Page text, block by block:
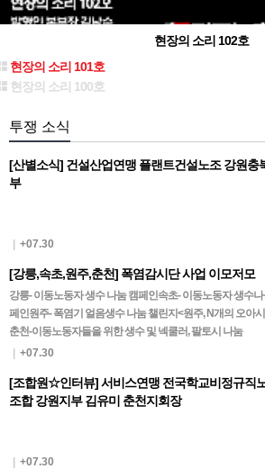
현장의 소리 102호
현장의 소리 101호
현장의 소리 100호
투쟁 소식
[산별소식] 건설산업연맹 플랜트건설노조 강원충
부
| +07.30
[강릉,속초,원주,춘천] 폭염감시단 사업 이모저모
강릉- 이동노동자 생수 나눔 캠페인속초- 이동노동자 생수
페인원주- 폭염기 얼음생수 나눔 챌린지<원주, N개의 오아
춘천-이동노동자들을 위한 생수 및 넥쿨러, 팔토시 나눔
| +07.30
[조합원☆인터뷰] 서비스연맹 전국학교비정규직
조합 강원지부 김유미 춘천지회장
| +07.30